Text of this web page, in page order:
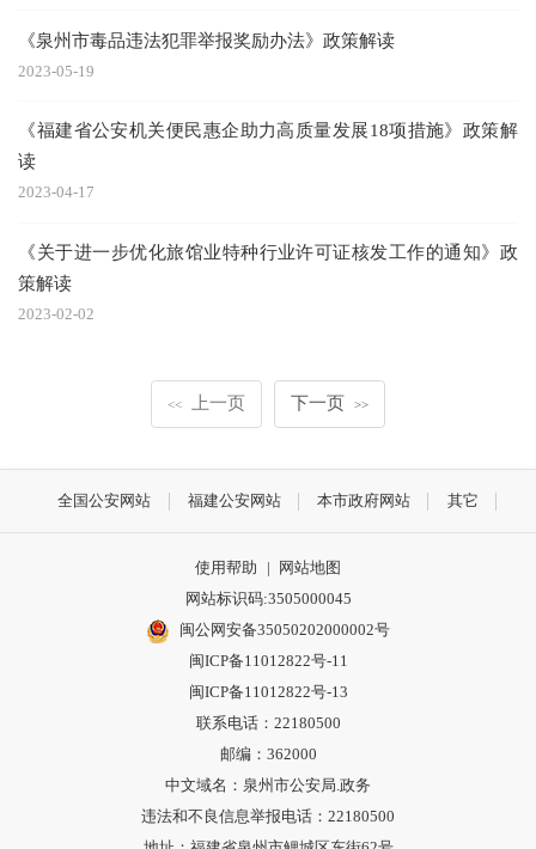
《泉州市毒品违法犯罪举报奖励办法》政策解读
2023-05-19
《福建省公安机关便民惠企助力高质量发展18项措施》政策解
读
2023-04-17
《关于进一步优化旅馆业特种行业许可证核发工作的通知》政
策解读
2023-02-02
<< 上一页 下一页 >>
全国公安网站 福建公安网站 本市政府网站 其它
使用帮助 | 网站地图
网站标识码:3505000045
闽公网安备35050202000002号
闽ICP备11012822号-11
闽ICP备11012822号-13
联系电话：22180500
邮编：362000
中文域名：泉州市公安局.政务
违法和不良信息举报电话：22180500